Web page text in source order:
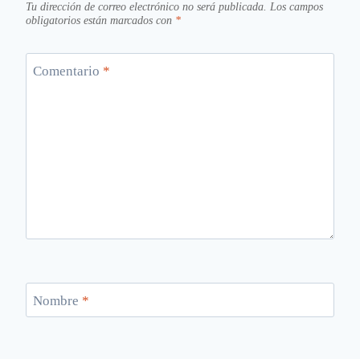
Tu dirección de correo electrónico no será publicada. Los campos
obligatorios están marcados con *
Comentario *
Nombre *